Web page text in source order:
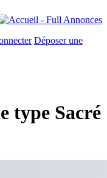
Déposer une
type Sacré